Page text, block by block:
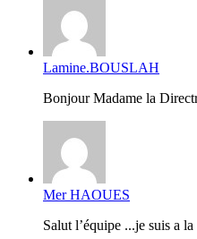
Lamine.BOUSLAH
Bonjour Madame la
Mer HAOUES
Salut l’équipe ...je suis a